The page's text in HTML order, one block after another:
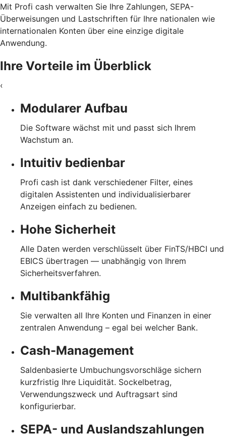
Mit Profi cash verwalten Sie Ihre Zahlungen, SEPA-
Überweisungen und Lastschriften für Ihre nationalen wie
internationalen Konten über eine einzige digitale
Anwendung.
Ihre Vorteile im Überblick
‹
Modularer Aufbau
Die Software wächst mit und passt sich Ihrem
Wachstum an.
Intuitiv bedienbar
Profi cash ist dank verschiedener Filter, eines
digitalen Assistenten und individualisierbarer
Anzeigen einfach zu bedienen.
Hohe Sicherheit
Alle Daten werden verschlüsselt über FinTS/HBCI und
EBICS übertragen — unabhängig von Ihrem
Sicherheitsverfahren.
Multibankfähig
Sie verwalten all Ihre Konten und Finanzen in einer
zentralen Anwendung – egal bei welcher Bank.
Cash-Management
Saldenbasierte Umbuchungsvorschläge sichern
kurzfristig Ihre Liquidität. Sockelbetrag,
Verwendungszweck und Auftragsart sind
konfigurierbar.
SEPA- und Auslandszahlungen